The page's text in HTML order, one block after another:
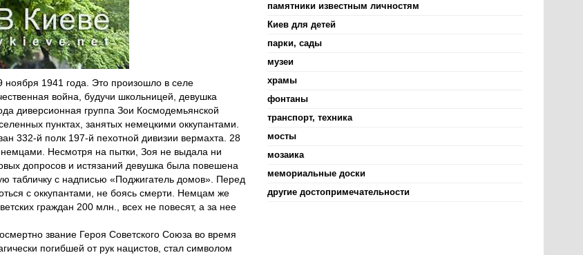
ноября 1941 года. Это произошло в селе
война, будучи школьницей, девушка
диверсионная группа Зои Космодемьянской
пунктах, занятых немецкими оккупантами.
332-й полк 197-й пехотной дивизии вермахта. 28
Несмотря на пытки, Зоя не выдала ни
допросов и истязаний девушка была повешена
табличку с надписью «Поджигатель домов». Перед
с оккупантами, не боясь смерти. Немцам же
граждан 200 млн., всех не повесят, а за нее
звание Героя Советского Союза во время
погибшей от рук нацистов, стал символом
памятники известным личностям
Киев для детей
парки, сады
музеи
храмы
фонтаны
транспорт, техника
мосты
мозаика
мемориальные доски
другие достопримечательности